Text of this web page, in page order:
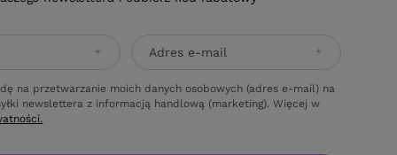
Adres e-mail
na przetwarzanie moich danych osobowych (adres e-mail) na
newslettera z informacją handlową (marketing). Więcej w